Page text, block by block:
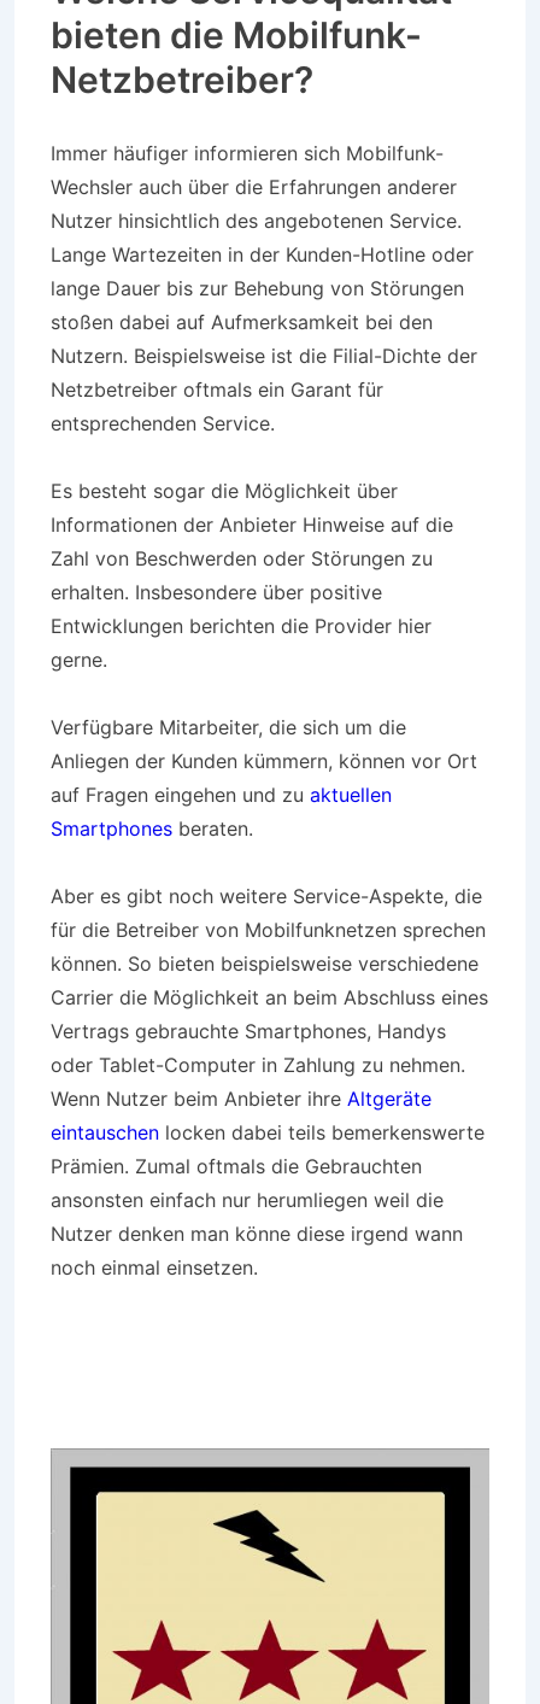
bieten die Mobilfunk-
Netzbetreiber?
Immer häufiger informieren sich Mobilfunk-
Wechsler auch über die Erfahrungen anderer
Nutzer hinsichtlich des angebotenen Service.
Lange Wartezeiten in der Kunden-Hotline oder
lange Dauer bis zur Behebung von Störungen
stoßen dabei auf Aufmerksamkeit bei den
Nutzern. Beispielsweise ist die Filial-Dichte der
Netzbetreiber oftmals ein Garant für
entsprechenden Service.
Es besteht sogar die Möglichkeit über
Informationen der Anbieter Hinweise auf die
Zahl von Beschwerden oder Störungen zu
erhalten. Insbesondere über positive
Entwicklungen berichten die Provider hier
gerne.
Verfügbare Mitarbeiter, die sich um die
Anliegen der Kunden kümmern, können vor Ort
auf Fragen eingehen und zu aktuellen
Smartphones beraten.
Aber es gibt noch weitere Service-Aspekte, die
für die Betreiber von Mobilfunknetzen sprechen
können. So bieten beispielsweise verschiedene
Carrier die Möglichkeit an beim Abschluss eines
Vertrags gebrauchte Smartphones, Handys
oder Tablet-Computer in Zahlung zu nehmen.
Wenn Nutzer beim Anbieter ihre Altgeräte
eintauschen locken dabei teils bemerkenswerte
Prämien. Zumal oftmals die Gebrauchten
ansonsten einfach nur herumliegen weil die
Nutzer denken man könne diese irgend wann
noch einmal einsetzen.